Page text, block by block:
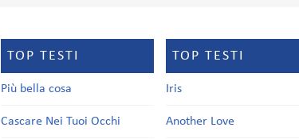
TOP TESTI
Più bella cosa
Cascare Nei Tuoi Occhi
TOP TESTI
Iris
Another Love